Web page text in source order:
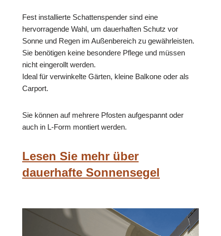
Fest installierte Schattenspender sind eine
hervorragende Wahl, um dauerhaften Schutz vor
Sonne und Regen im Außenbereich zu gewährleisten.
Sie benötigen keine besondere Pflege und müssen
nicht eingerollt werden.
Ideal für verwinkelte Gärten, kleine Balkone oder als
Carport.
Sie können auf mehrere Pfosten aufgespannt oder
auch in L-Form montiert werden.
Lesen Sie mehr über
dauerhafte Sonnensegel